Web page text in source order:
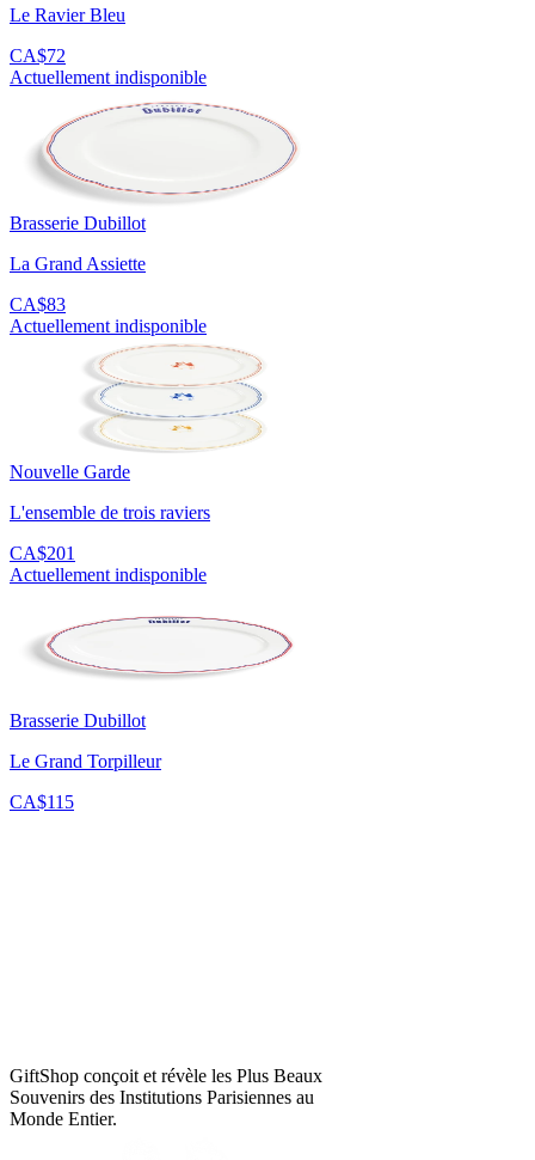
Le Ravier Bleu
CA$72
Actuellement indisponible
Brasserie Dubillot
La Grand Assiette
CA$83
Actuellement indisponible
Nouvelle Garde
L'ensemble de trois raviers
CA$201
Actuellement indisponible
Brasserie Dubillot
Le Grand Torpilleur
CA$115
GiftShop conçoit et révèle les Plus Beaux
Souvenirs des Institutions Parisiennes au
Monde Entier.